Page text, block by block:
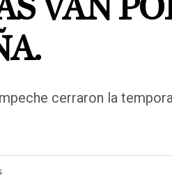
VAN
cerraron la